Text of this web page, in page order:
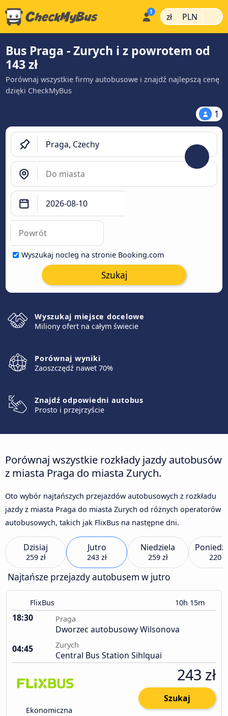
zł | PLN |
Bus Praga - Zurych i z powrotem od
143 zł
Porównaj wszystkie firmy autobusowe i znajdź najlepszą cenę
dzięki CheckMyBus
1
Wyszukaj nocleg na stronie Booking.com
Szukaj
Wyszukaj miejsce docelowe
Miliony ofert na całym świecie
Porównaj wyniki
Zaoszczędź nawet 70%
Znajdź odpowiedni autobus
Prosto i przejrzyście
Porównaj wszystkie rozkłady jazdy autobusów
z miasta Praga do miasta Zurych.
Oto wybór najtańszych przejazdów autobusowych z rozkładu
jazdy z miasta Praga do miasta Zurych od różnych operatorów
autobusowych, takich jak FlixBus na następne dni.
Dzisiaj
259 zł
Jutro
243 zł
Niedziela
259 zł 220
Najtańsze przejazdy autobusem w jutro
FlixBus 10h 15m
18:30 Praga
Dworzec autobusowy Wilsonova
04:45
Zurych
Central Bus Station Sihlquai
Ekonomiczna
243 zł
Szukaj